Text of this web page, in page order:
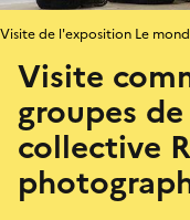
Visite
groupes
collective
Visite de l'exposition Le